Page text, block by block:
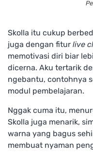
Skolla itu cukup
juga dengan fitur live
memotivasi diri biar
dicerna. Aku tertarik
ngebantu, contohnya
modul pembelajaran.
Nggak cuma itu,
Skolla juga menarik,
warna yang bagus
membuat nyaman